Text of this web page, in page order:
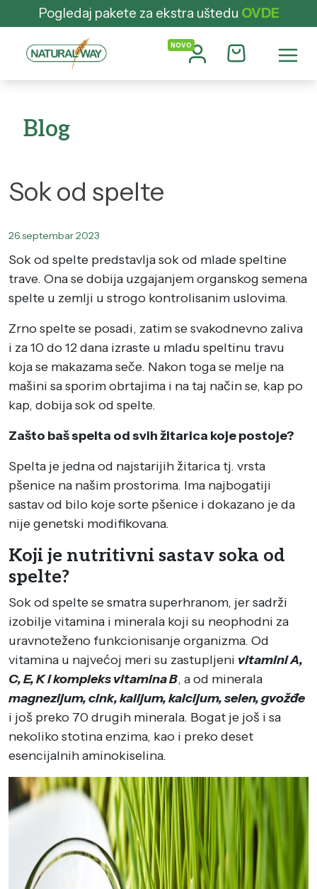
Pogledaj pakete za ekstra uštedu OVDE
Blog
Sok od spelte
26.septembar 2023
Sok od spelte predstavlja sok od mlade speltine
trave. Ona se dobija uzgajanjem organskog semena
spelte u zemlji u strogo kontrolisanim uslovima.
Zrno spelte se posadi, zatim se svakodnevno zaliva
i za 10 do 12 dana izraste u mladu speltinu travu
koja se makazama seče. Nakon toga se melje na
mašini sa sporim obrtajima i na taj način se, kap po
kap, dobija sok od spelte.
Zašto baš spelta od svih žitarica koje postoje?
Spelta je jedna od najstarijih žitarica tj. vrsta
pšenice na našim prostorima. Ima najbogatiji
sastav od bilo koje sorte pšenice i dokazano je da
nije genetski modifikovana.
Koji je nutritivni sastav soka od
spelte?
Sok od spelte se smatra superhranom, jer sadrži
izobilje vitamina i minerala koji su neophodni za
uravnoteženo funkcionisanje organizma. Od
vitamina u najvećoj meri su zastupljeni vitamini A,
C, E, K i kompleks vitamina B, a od minerala
magnezijum, cink, kalijum, kalcijum, selen, gvožđe
i još preko 70 drugih minerala. Bogat je još i sa
nekoliko stotina enzima, kao i preko deset
esencijalnih aminokiselina.